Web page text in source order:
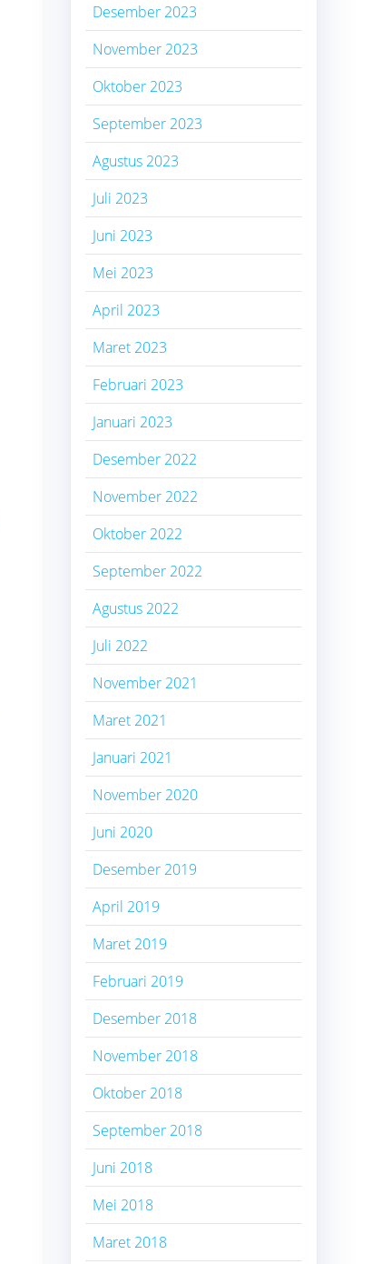
Desember 2023
November 2023
Oktober 2023
September 2023
Agustus 2023
Juli 2023
Juni 2023
Mei 2023
April 2023
Maret 2023
Februari 2023
Januari 2023
Desember 2022
November 2022
Oktober 2022
September 2022
Agustus 2022
Juli 2022
November 2021
Maret 2021
Januari 2021
November 2020
Juni 2020
Desember 2019
April 2019
Maret 2019
Februari 2019
Desember 2018
November 2018
Oktober 2018
September 2018
Juni 2018
Mei 2018
Maret 2018